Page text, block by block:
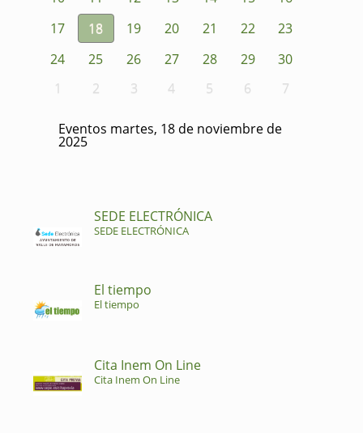
17
18 19 20 21 22
23
24
25 26 27 28 29
30
1
2 3 4 5 6 7
Eventos martes, 18 de noviembre de
2025
SEDE ELECTRÓNICA
SEDE ELECTRÓNICA
El tiempo
El tiempo
Cita Inem On Line
Cita Inem On Line